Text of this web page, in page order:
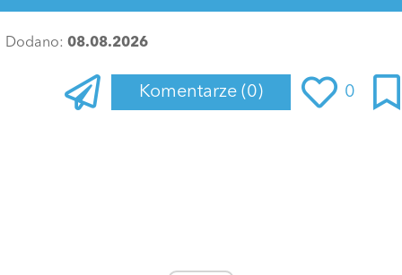
Dodano: 08.08.2026
Komentarze (0) 0